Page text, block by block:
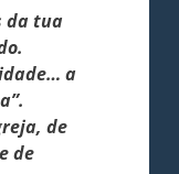
da tua
a
de
de